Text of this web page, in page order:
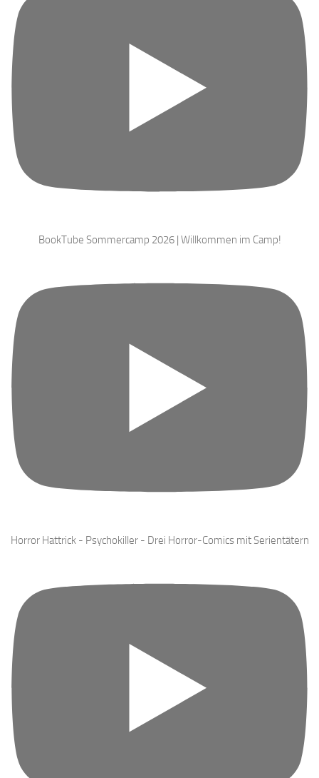
BookTube Sommercamp 2026 | Willkommen im Camp!
Horror Hattrick - Psychokiller - Drei Horror-Comics mit Serientätern